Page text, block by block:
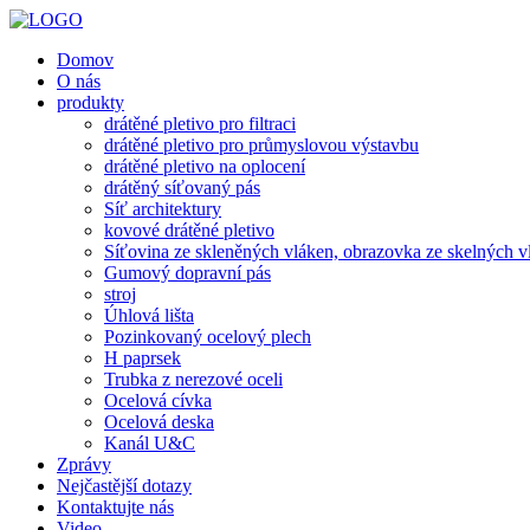
Domov
O nás
produkty
drátěné pletivo pro filtraci
drátěné pletivo pro průmyslovou výstavbu
drátěné pletivo na oplocení
drátěný síťovaný pás
Síť architektury
kovové drátěné pletivo
Síťovina ze skleněných vláken, obrazovka ze skelných
Gumový dopravní pás
stroj
Úhlová lišta
Pozinkovaný ocelový plech
H paprsek
Trubka z nerezové oceli
Ocelová cívka
Ocelová deska
Kanál U&C
Zprávy
Nejčastější dotazy
Kontaktujte nás